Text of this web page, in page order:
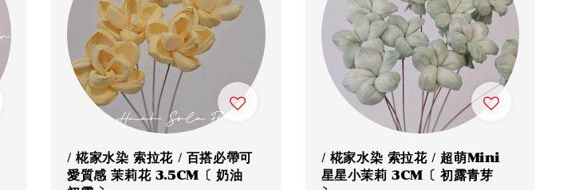
/ 椛家水染 索拉花 / 百搭必帶可
愛質感 茉莉花 3.5CM〔 奶油
/ 椛家水染 索拉花 / 超萌Mini
星星小茉莉 3CM〔 初露青芽